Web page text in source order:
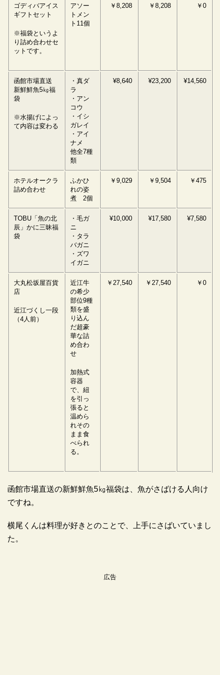
ゴディバアイス
ギフトセット
※福袋というよ
り詰め合わせセ
ットです。
アソー
トメン
ト11個
￥8,208 ￥8,208 ￥0
函館市場直送
新鮮鮮魚5㎏福
袋
※水揚げによっ
て内容は変わる
・真ダ
ラ
・アン
コウ
・イシ
ガレイ
・アイ
ナメ
他全7種
類
¥8,640 ¥23,200 ¥14,560
ホテルオークラ
詰め合わせ
ふかひ
れの姿
煮 2個
￥9,029 ￥9,504 ￥475
TOBU「魚の北
辰」かに三昧福
袋
・毛ガ
ニ
・タラ
バガニ
・ズワ
イガニ
¥10,000 ¥17,580 ¥7,580
大丸松坂屋百貨
店
近江づくし一段
（4人前）
近江牛
の希少
部位9種
類を盛
り込ん
だ超豪
華な詰
め合わ
せ
加熱式
容器
で、紐
を引っ
張ると
温めら
れその
まま食
べられ
る。
￥27,540 ￥27,540 ￥0
函館市場直送の新鮮鮮魚5㎏福袋は、魚がさばける人向け
ですね。
横尾くんは料理が好きとのことで、上手にさばいていまし
た。
広告